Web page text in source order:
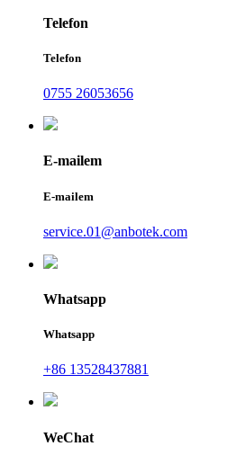
Telefon
Telefon
0755 26053656
E-mailem
E-mailem
service.01@anbotek.com
Whatsapp
Whatsapp
+86 13528437881
WeChat